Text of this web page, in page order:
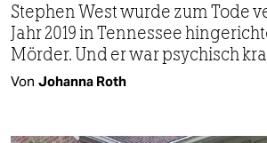
Stephen West wurde zum Tode
Jahr 2019 in Tennessee
Mörder. Und er war psychisch
Von Johanna Roth